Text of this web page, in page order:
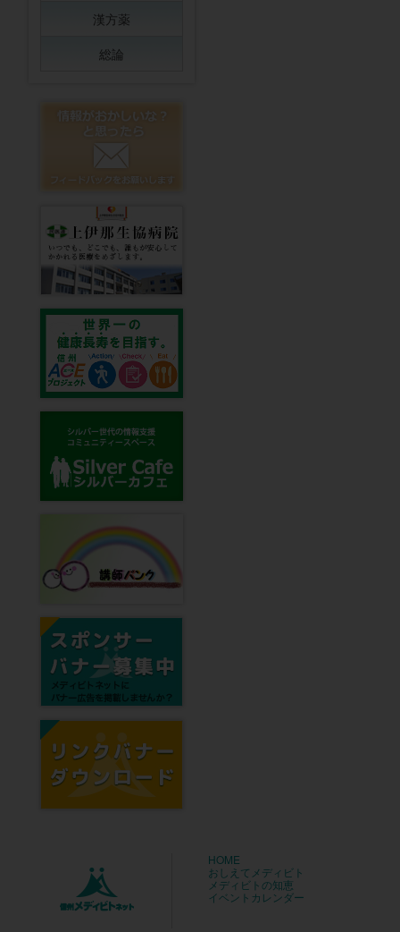
漢方薬
総論
HOME
おしえてメディビト
メディビトの知恵
イベントカレンダー